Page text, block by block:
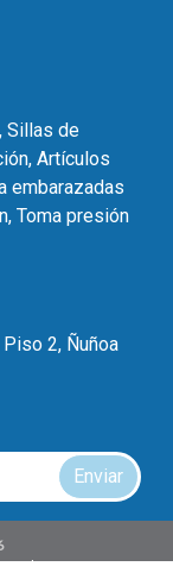
Sillas de
Artículos
embarazadas
Toma presión
2, Ñuñoa
Enviar